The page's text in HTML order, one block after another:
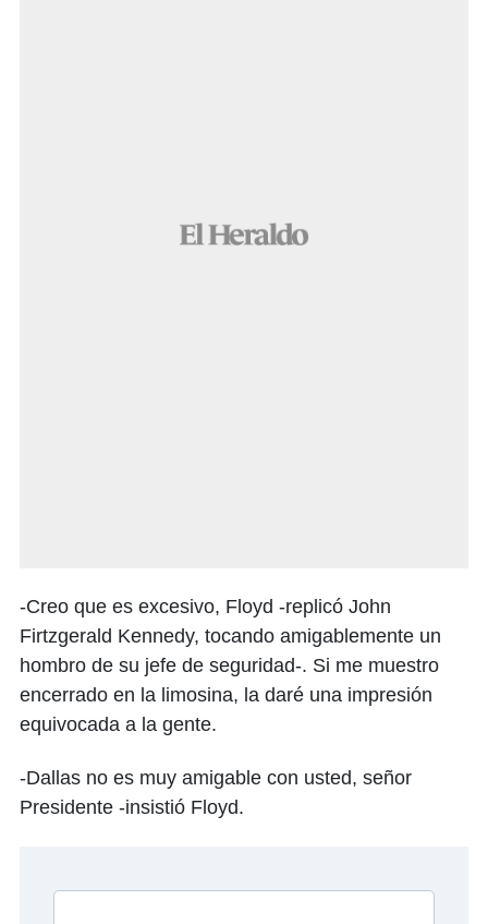
-Creo que es excesivo, Floyd -replicó John
Firtzgerald Kennedy, tocando amigablemente un
hombro de su jefe de seguridad-. Si me muestro
encerrado en la limosina, la daré una impresión
equivocada a la gente.
-Dallas no es muy amigable con usted, señor
Presidente -insistió Floyd.